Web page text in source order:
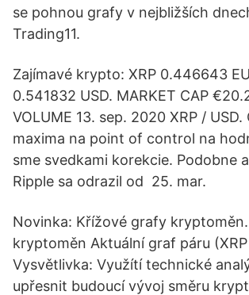
se pohnou grafy v nejbližších
Trading11.
Zajímavé krypto: XRP 0.446643
0.541832 USD. MARKET CAP
VOLUME 13. sep. 2020 XRP /
maxima na point of control na
sme svedkami korekcie. Podobne
Ripple sa odrazil od 25. mar.
Novinka: Křížové grafy
kryptoměn Aktuální graf páru (XRP
Vysvětlivka: Využítí technické
upřesnit budoucí vývoj směru